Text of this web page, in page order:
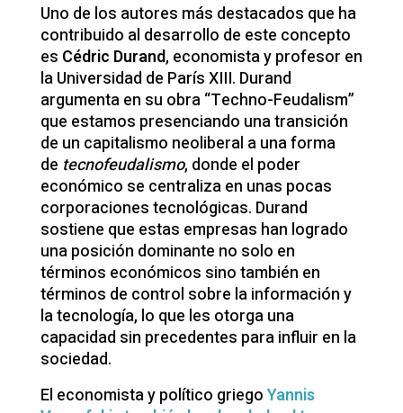
Uno de los autores más destacados que ha
contribuido al desarrollo de este concepto
es Cédric Durand, economista y profesor en
la Universidad de París XIII. Durand
argumenta en su obra “Techno-Feudalism”
que estamos presenciando una transición
de un capitalismo neoliberal a una forma
de tecnofeudalismo, donde el poder
económico se centraliza en unas pocas
corporaciones tecnológicas. Durand
sostiene que estas empresas han logrado
una posición dominante no solo en
términos económicos sino también en
términos de control sobre la información y
la tecnología, lo que les otorga una
capacidad sin precedentes para influir en la
sociedad.
El economista y político griegoYannis